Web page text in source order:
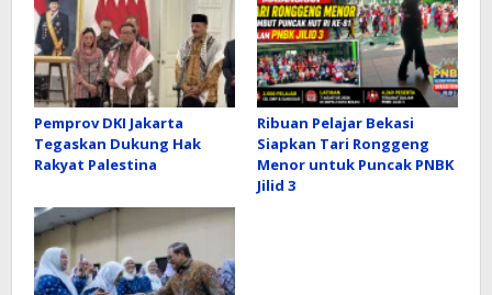
Pemprov DKI Jakarta
Tegaskan Dukung Hak
Rakyat Palestina
Ribuan Pelajar Bekasi
Siapkan Tari Ronggeng
Menor untuk Puncak PNBK
Jilid 3